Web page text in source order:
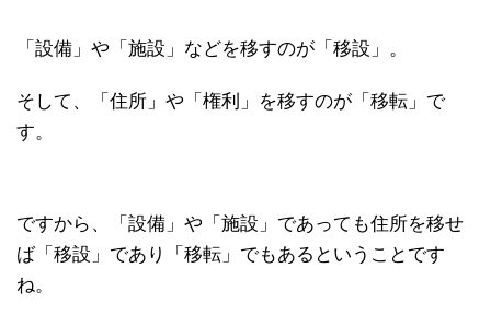
「設備」や「施設」などを移すのが「移設」。
そして、「住所」や「権利」を移すのが「移転」で
す。
ですから、「設備」や「施設」であっても住所を移せ
ば「移設」であり「移転」でもあるということです
ね。